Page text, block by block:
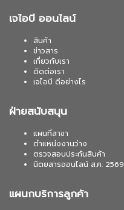
เจไอบี ออนไลน์
สินค้า
ข่าวสาร
เกี่ยวกับเรา
ติดต่อเรา
เจไอบี ดีอย่างไร
ฝ่ายสนับสนุน
แผนที่สาขา
ตำแหน่งงานว่าง
ตรวจสอบประกันสินค้า
นิตยสารออนไลน์ ส.ค. 2569
แผนกบริการลูกค้า